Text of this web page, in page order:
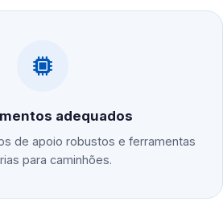
adequados
de apoio robustos e ferramentas
para caminhões.